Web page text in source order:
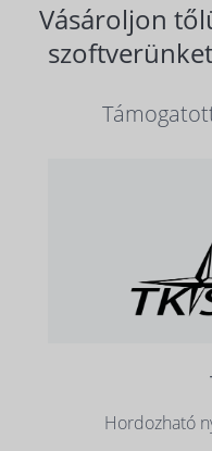
Vásároljon
Hordozható